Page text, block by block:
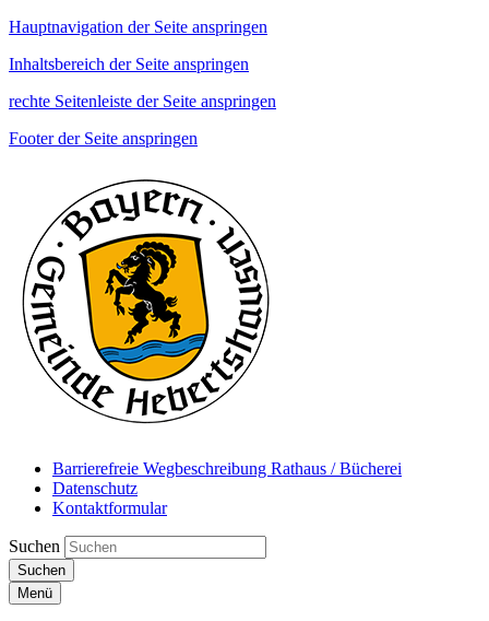
Hauptnavigation der Seite anspringen
Inhaltsbereich der Seite anspringen
rechte Seitenleiste der Seite anspringen
Footer der Seite anspringen
Barrierefreie Wegbeschreibung Rathaus / Bücherei
Datenschutz
Kontaktformular
Suchen
Suchen
Menü